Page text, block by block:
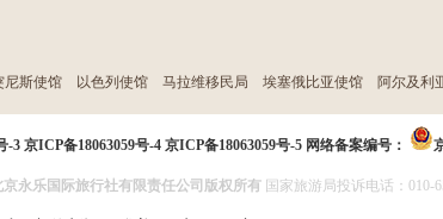
尼斯使馆 以色列使馆 马拉维移民局 埃塞俄比亚使馆 阿尔及利
-3 京ICP备18063059号-4 京ICP备18063059号-5 网络备案编号：
京永乐国际旅行社有限责任公司版权所有 国家旅游局投诉电话：010-